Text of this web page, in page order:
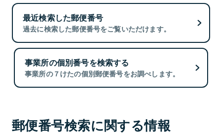
最近検索した郵便番号
過去に検索した郵便番号をご覧いただけます。
事業所の個別番号を検索する
事業所の７けたの個別郵便番号をお調べします。
郵便番号検索に関する情報